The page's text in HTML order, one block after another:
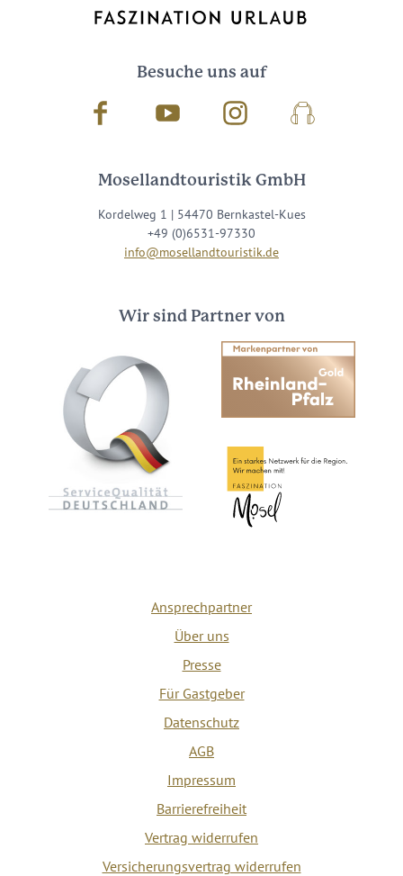
Besuche uns auf
Facebook Youtube InstagramPodcast
Mosellandtouristik GmbH
Kordelweg 1 | 54470 Bernkastel-Kues
+49 (0)6531-97330
info@mosellandtouristik.de
Wir sind Partner von
Ansprechpartner
Über uns
Presse
Für Gastgeber
Datenschutz
AGB
Impressum
Barrierefreiheit
Vertrag widerrufen
Versicherungsvertrag widerrufen